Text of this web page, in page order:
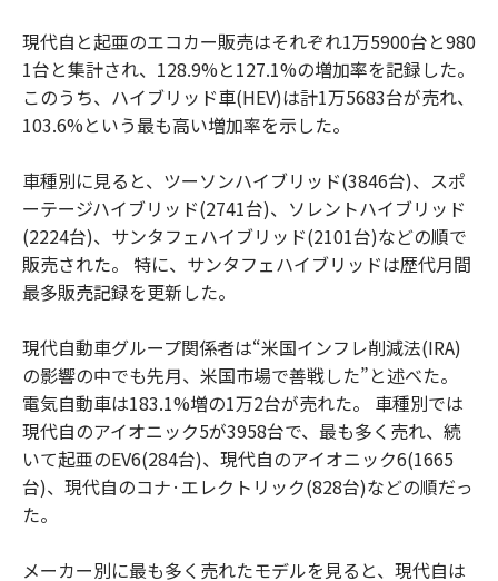
現代自と起亜のエコカー販売はそれぞれ1万5900台と980
1台と集計され、128.9%と127.1%の増加率を記録した。
このうち、ハイブリッド車(HEV)は計1万5683台が売れ、
103.6%という最も高い増加率を示した。
車種別に見ると、ツーソンハイブリッド(3846台)、スポ
ーテージハイブリッド(2741台)、ソレントハイブリッド
(2224台)、サンタフェハイブリッド(2101台)などの順で
販売された。 特に、サンタフェハイブリッドは歴代月間
最多販売記録を更新した。
現代自動車グループ関係者は“米国インフレ削減法(IRA)
の影響の中でも先月、米国市場で善戦した”と述べた。
電気自動車は183.1%増の1万2台が売れた。 車種別では
現代自のアイオニック5が3958台で、最も多く売れ、続
いて起亜のEV6(284台)、現代自のアイオニック6(1665
台)、現代自のコナ·エレクトリック(828台)などの順だっ
た。
メーカー別に最も多く売れたモデルを見ると、現代自は